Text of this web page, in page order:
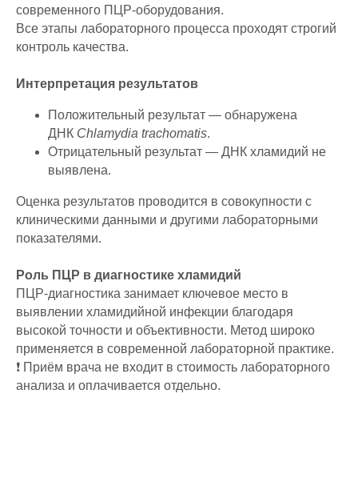
современного ПЦР-оборудования.
Все этапы лабораторного процесса проходят строгий
контроль качества.
Интерпретация результатов
Положительный результат — обнаружена
ДНК Chlamydia trachomatis.
Отрицательный результат — ДНК хламидий не
выявлена.
Оценка результатов проводится в совокупности с
клиническими данными и другими лабораторными
показателями.
Роль ПЦР в диагностике хламидий
ПЦР-диагностика занимает ключевое место в
выявлении хламидийной инфекции благодаря
высокой точности и объективности. Метод широко
применяется в современной лабораторной практике.
❗ Приём врача не входит в стоимость лабораторного
анализа и оплачивается отдельно.